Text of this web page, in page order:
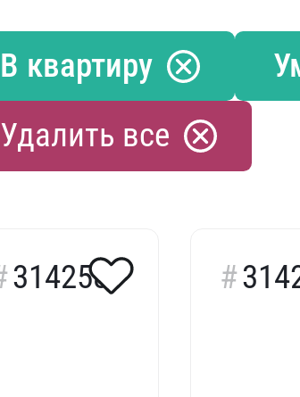
В квартиру
Удалить все
314258